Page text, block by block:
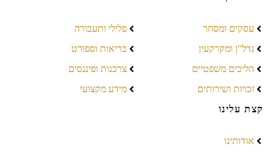
עסקים ומסחר
נדל"ן ומקרקעין
הליכים משפטיים
זכויות ושירותים
פלילי ותעבורה
בריאות וספורט
צרכנות ופיננסים
מידע מקצועי
קצת עלינו
אודותינו